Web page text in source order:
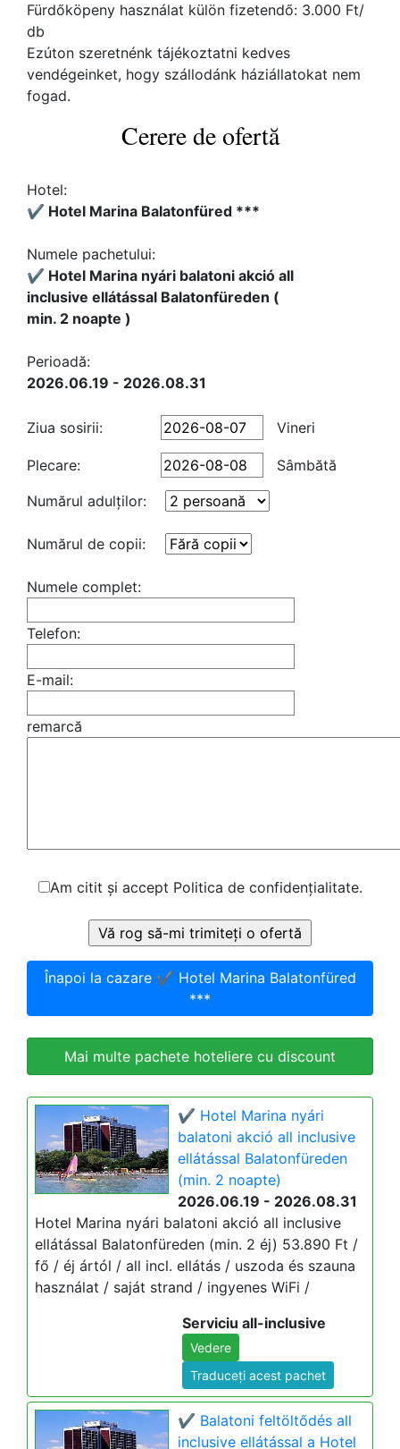
Fürdőköpeny használat külön fizetendő: 3.000 Ft/
db
Ezúton szeretnénk tájékoztatni kedves
vendégeinket, hogy szállodánk háziállatokat nem
fogad.
Cerere de ofertă
Hotel:
✔️ Hotel Marina Balatonfüred ***
Numele pachetului:
✔️ Hotel Marina nyári balatoni akció all
inclusive ellátással Balatonfüreden (
min. 2 noapte )
Perioadă:
2026.06.19 - 2026.08.31
Ziua sosirii: Vineri
Plecare:
Sâmbătă
Numărul adulţilor:
Numărul de copii:
Numele complet:
Telefon:
E-mail:
remarcă
Am citit și accept Politica de confidențialitate.
Înapoi la cazare ✔️ Hotel Marina Balatonfüred
***
Mai multe pachete hoteliere cu discount
✔️ Hotel Marina nyári
balatoni akció all inclusive
ellátással Balatonfüreden
(min. 2 noapte)
2026.06.19 - 2026.08.31
Hotel Marina nyári balatoni akció all inclusive
ellátással Balatonfüreden (min. 2 éj) 53.890 Ft /
fő / éj ártól / all incl. ellátás / uszoda és szauna
használat / saját strand / ingyenes WiFi /
Serviciu all-inclusive
Vedere
Traduceți acest pachet
✔️ Balatoni feltöltődés all
inclusive ellátással a Hotel